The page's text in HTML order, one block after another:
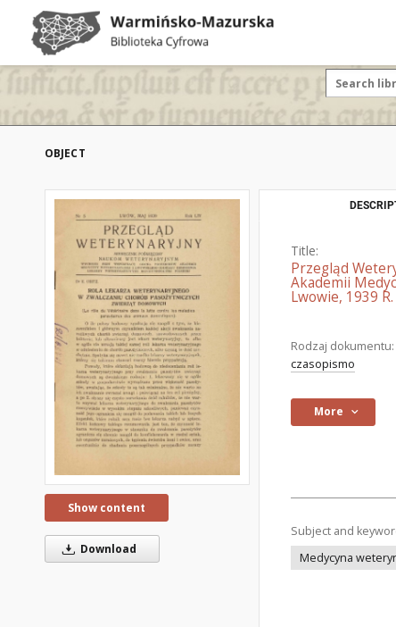
OBJECT
Show content
Download
Title:
Przegląd
Akademii
Lwowie, 1939
Rodzaj dokumentu:
czasopismo
More
Subject and
Medycyna